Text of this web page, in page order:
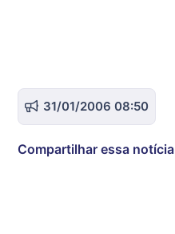
31/01/2006 08:50
Compartilhar essa notícia